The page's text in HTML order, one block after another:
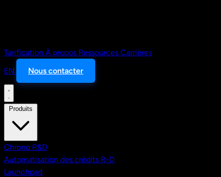
Tarification À propos Ressources Carrières
EN
Nous contacter
Chrono R&D
Automatisation des crédits R-D
Launchpad